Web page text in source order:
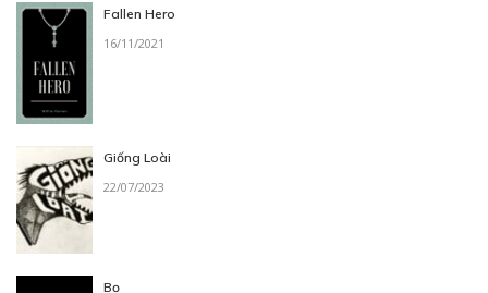
Fallen Hero
16/11/2021
Giống Loài
22/07/2023
Bọ